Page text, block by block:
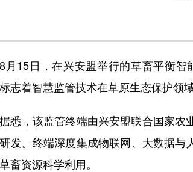
15日，在兴安盟举行的草畜平衡智
志着智慧监管技术在草原生态保护领
，该监管终端由兴安盟联合国家农
发。终端深度集成物联网、大数据
畜资源科学利用。